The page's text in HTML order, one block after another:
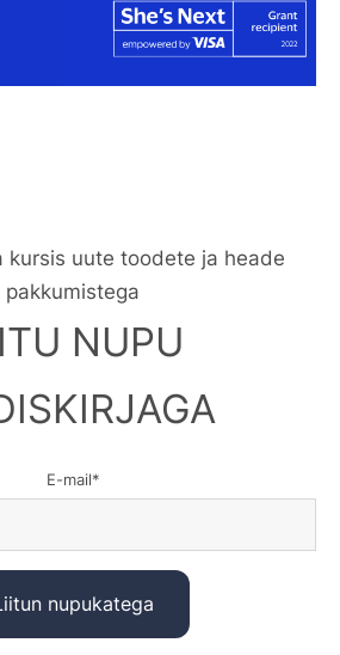
kursis uute toodete ja heade
pakkumistega
NUPU
E-mail